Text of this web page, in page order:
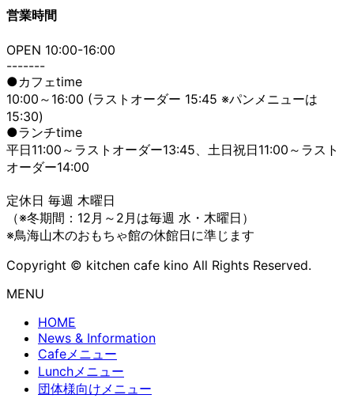
営業時間
OPEN 10:00-16:00
-------
●カフェtime
10:00～16:00 (ラストオーダー 15:45 ※パンメニューは
15:30)
●ランチtime
平日11:00～ラストオーダー13:45、土日祝日11:00～ラスト
オーダー14:00
定休日 毎週 木曜日
（※冬期間：12月～2月は毎週 水・木曜日）
※鳥海山木のおもちゃ館の休館日に準じます
Copyright © kitchen cafe kino All Rights Reserved.
MENU
HOME
News & Information
Cafeメニュー
Lunchメニュー
団体様向けメニュー